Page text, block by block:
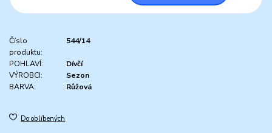
Číslo
produktu:
544/14
POHLAVÍ:
Dívčí
VÝROBCI:
Sezon
BARVA:
Růžová
Do oblíbených